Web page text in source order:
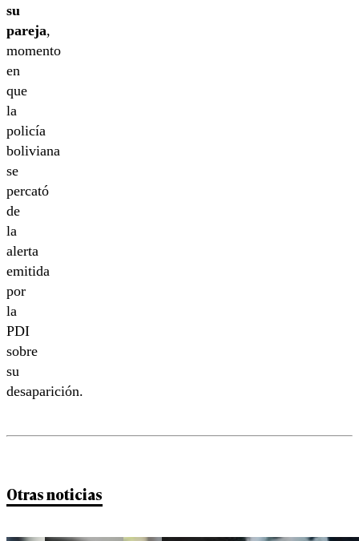
su
pareja,
momento
en
que
la
policía
boliviana
se
percató
de
la
alerta
emitida
por
la
PDI
sobre
su
desaparición.
Otras noticias